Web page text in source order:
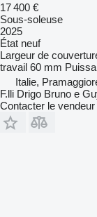
17 400 €
Sous-soleuse
2025
État neuf
Largeur de
travail 60 mm
Italie,
F.lli Drigo Bruno e
Contacter le vendeur